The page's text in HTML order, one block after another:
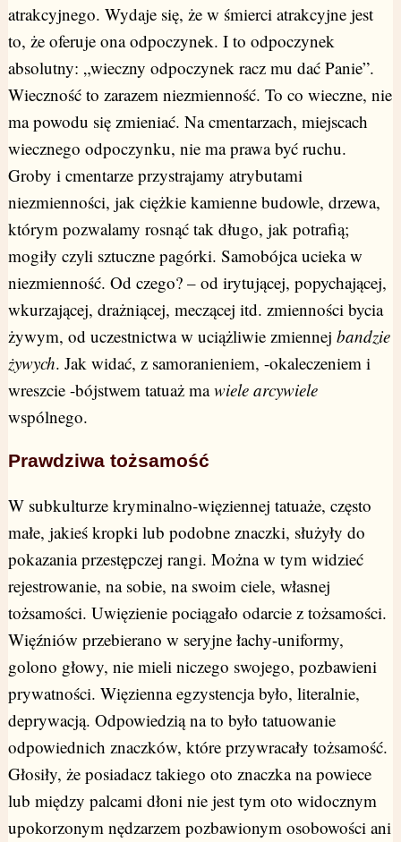
atrakcyjnego. Wydaje się, że w śmierci atrakcyjne jest
to, że oferuje ona odpoczynek. I to odpoczynek
absolutny: „wieczny odpoczynek racz mu dać Panie”.
Wieczność to zarazem niezmienność. To co wieczne, nie
ma powodu się zmieniać. Na cmentarzach, miejscach
wiecznego odpoczynku, nie ma prawa być ruchu.
Groby i cmentarze przystrajamy atrybutami
niezmienności, jak ciężkie kamienne budowle, drzewa,
którym pozwalamy rosnąć tak długo, jak potrafią;
mogiły czyli sztuczne pagórki. Samobójca ucieka w
niezmienność. Od czego? – od irytującej, popychającej,
wkurzającej, drażniącej, meczącej itd. zmienności bycia
żywym, od uczestnictwa w uciążliwie zmiennej bandzie
żywych. Jak widać, z samoranieniem, -okaleczeniem i
wreszcie -bójstwem tatuaż mawiele arcywiele
wspólnego.
Prawdziwa tożsamość
W subkulturze kryminalno-więziennej tatuaże, często
małe, jakieś kropki lub podobne znaczki, służyły do
pokazania przestępczej rangi. Można w tym widzieć
rejestrowanie, na sobie, na swoim ciele, własnej
tożsamości. Uwięzienie pociągało odarcie z tożsamości.
Więźniów przebierano w seryjne łachy-uniformy,
golono głowy, nie mieli niczego swojego, pozbawieni
prywatności. Więzienna egzystencja było, literalnie,
deprywacją. Odpowiedzią na to było tatuowanie
odpowiednich znaczków, które przywracały tożsamość.
Głosiły, że posiadacz takiego oto znaczka na powiece
lub między palcami dłoni nie jest tym oto widocznym
upokorzonym nędzarzem pozbawionym osobowości ani